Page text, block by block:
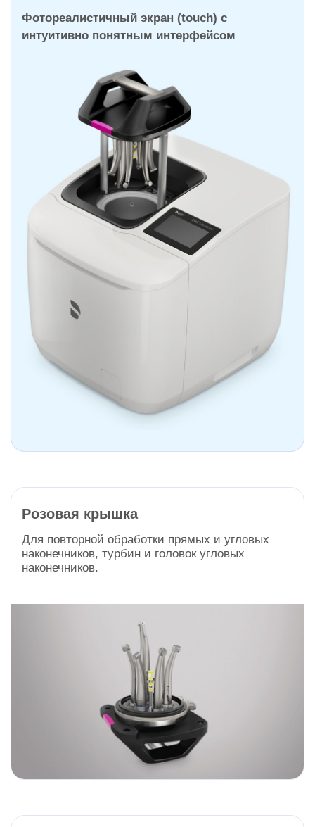
Фотореалистичный экран (touch) с
интуитивно понятным интерфейсом
Розовая крышка
Для повторной обработки прямых и угловых
наконечников, турбин и головок угловых
наконечников.